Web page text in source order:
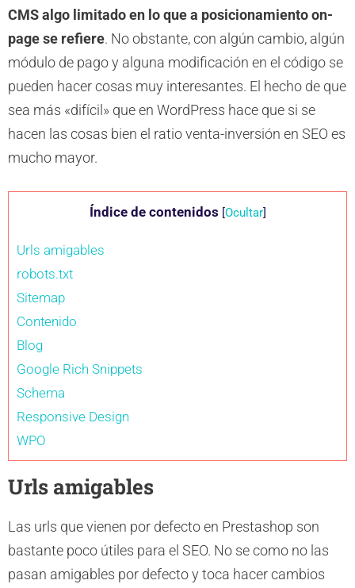
CMS algo limitado en lo que a posicionamiento on-
page se refiere. No obstante, con algún cambio, algún
módulo de pago y alguna modificación en el código se
pueden hacer cosas muy interesantes. El hecho de que
sea más «difícil» que en WordPress hace que si se
hacen las cosas bien el ratio venta-inversión en SEO es
mucho mayor.
Índice de contenidos [Ocultar]
Urls amigables
robots.txt
Sitemap
Contenido
Blog
Google Rich Snippets
Schema
Responsive Design
WPO
Urls amigables
Las urls que vienen por defecto en Prestashop son
bastante poco útiles para el SEO. No se como no las
pasan amigables por defecto y toca hacer cambios